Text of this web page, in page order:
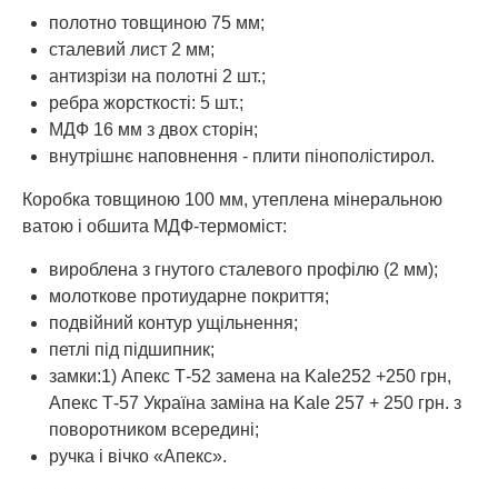
полотно товщиною 75 мм;
сталевий лист 2 мм;
антизрізи на полотні 2 шт.;
ребра жорсткості: 5 шт.;
МДФ 16 мм з двох сторін;
внутрішнє наповнення - плити пінополістирол.
Коробка товщиною 100 мм, утеплена мінеральною
ватою і обшита МДФ-термоміст:
вироблена з гнутого сталевого профілю (2 мм);
молоткове протиударне покриття;
подвійний контур ущільнення;
петлі під підшипник;
замки:1) Апекс Т-52 замена на Kale252 +250 грн,
Апекс Т-57 Україна заміна на Kale 257 + 250 грн. з
поворотником всередині;
ручка і вічко «Апекс».